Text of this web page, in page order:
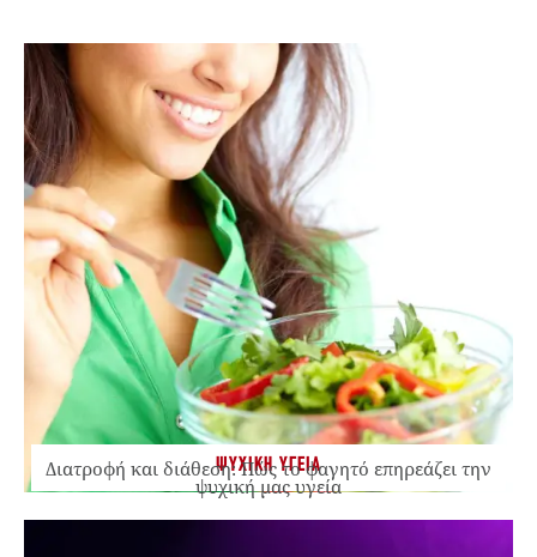
ΨΥΧΙΚΗ ΥΓΕΙΑ
Διατροφή και διάθεση: Πώς το φαγητό επηρεάζει την
ψυχική μας υγεία